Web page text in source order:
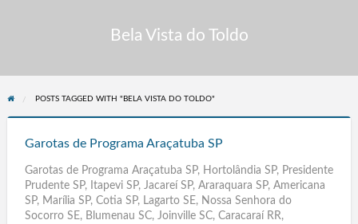
Bela Vista do Toldo
POSTS TAGGED WITH "BELA VISTA DO TOLDO"
Araçatuba
Garotas de Programa Araçatuba SP
Garotas de Programa Araçatuba SP, Hortolândia SP, Presidente
Prudente SP, Itapevi SP, Jacareí SP, Araraquara SP, Americana
SP, Marília SP, Cotia SP, Lagarto SE, Nossa Senhora do
Socorro SE, Blumenau SC, Joinville SC, Caracaraí RR,